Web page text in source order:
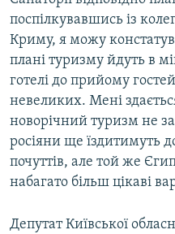
поспілкувавшись із
Криму, я можу
плані туризму йдуть в
готелі до прийому
невеликих. Мені
новорічний туризм не
росіяни ще їздитимуть
почуттів, але той же
набагато більш цікаві
Депутат Київської